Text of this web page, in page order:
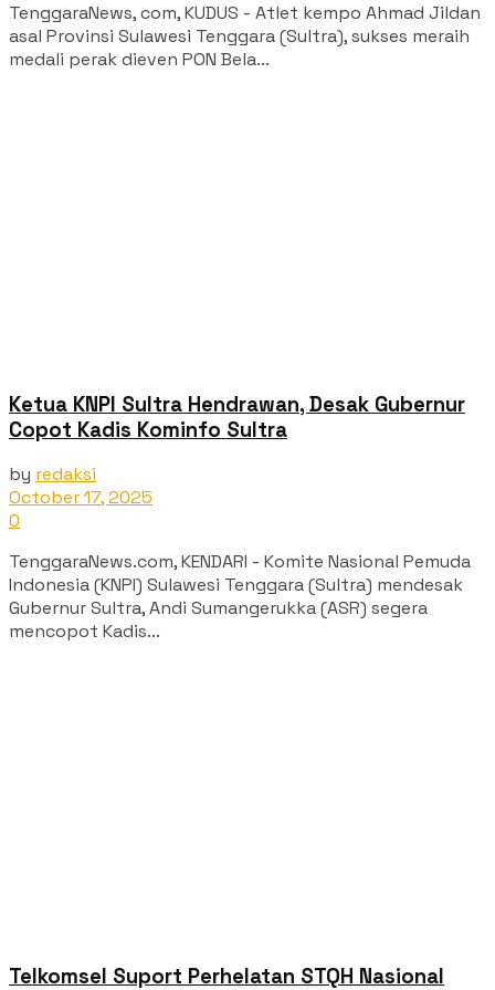
TenggaraNews, com, KUDUS - Atlet kempo Ahmad Jildan
asal Provinsi Sulawesi Tenggara (Sultra), sukses meraih
medali perak dieven PON Bela...
Ketua KNPI Sultra Hendrawan, Desak Gubernur
Copot Kadis Kominfo Sultra
by redaksi
October 17, 2025
0
TenggaraNews.com, KENDARI - Komite Nasional Pemuda
Indonesia (KNPI) Sulawesi Tenggara (Sultra) mendesak
Gubernur Sultra, Andi Sumangerukka (ASR) segera
mencopot Kadis...
Telkomsel Suport Perhelatan STQH Nasional